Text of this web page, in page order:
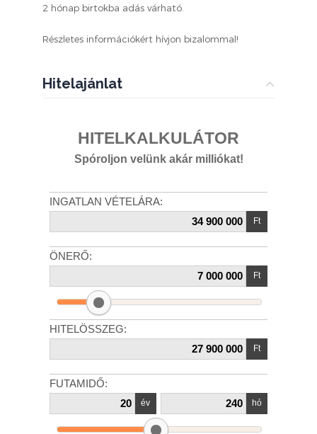
2 hónap birtokba adás várható.
Részletes információkért hívjon bizalommal!
Hitelajánlat